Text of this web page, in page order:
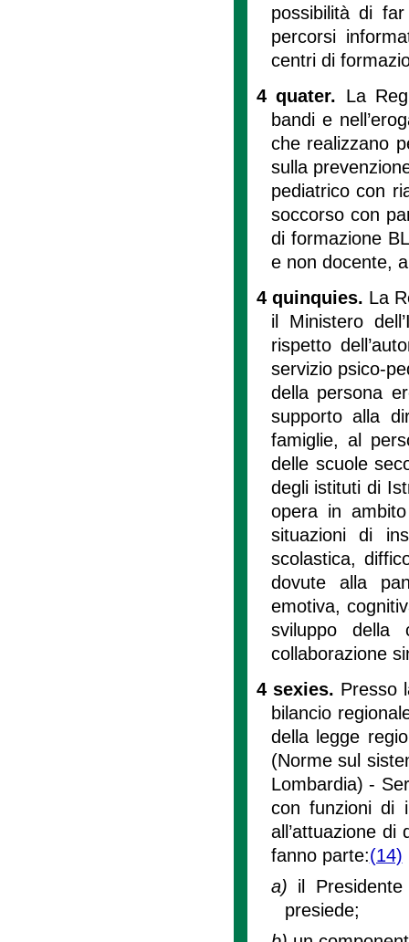
possibilità di
percorsi
centri di
4 quater. La
bandi e
che realizzano
sulla
pediatrico con
soccorso con
di formazione
e non docente,
4 quinquies. La
il Ministero
rispetto
servizio psico-
della persona
supporto alla
famiglie, al
delle scuole
degli istituti di
opera in
situazioni di
scolastica,
dovute alla
emotiva,
sviluppo della
collaborazione
4 sexies. Presso
bilancio
della legge
(Norme sul
Lombardia) -
con funzioni di
all’attuazione
fanno parte:(14)
a) il
presiede;